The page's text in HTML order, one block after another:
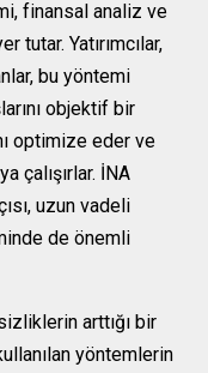
finansal analiz ve
tutar. Yatırımcılar,
bu yöntemi
objektif bir
optimize eder ve
çalışırlar. İNA
uzun vadeli
de önemli
arttığı bir
yöntemlerin